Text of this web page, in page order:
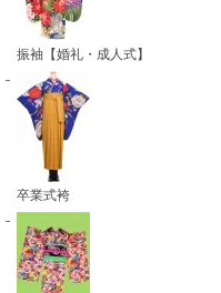
振袖【婚礼・成人式】
卒業式袴